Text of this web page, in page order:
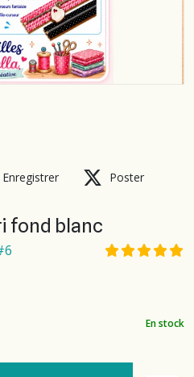
Enregistrer Poster
fond blanc
En stock